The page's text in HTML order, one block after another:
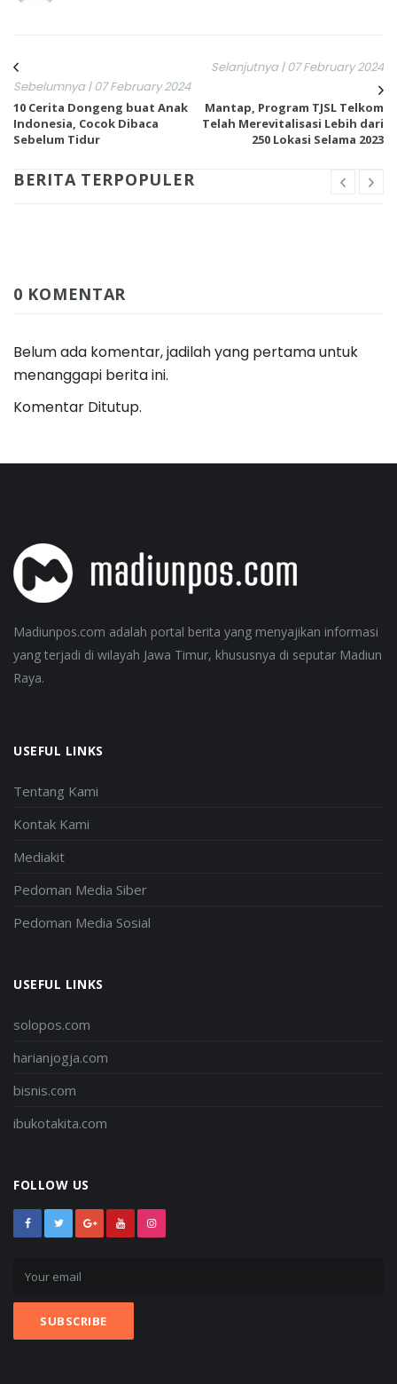
Sebelumnya | 07 February 2024
10 Cerita Dongeng buat Anak
Indonesia, Cocok Dibaca
Sebelum Tidur
Selanjutnya | 07 February 2024
Mantap, Program TJSL Telkom
Telah Merevitalisasi Lebih dari
250 Lokasi Selama 2023
BERITA TERPOPULER
0 KOMENTAR
Belum ada komentar, jadilah yang pertama untuk
menanggapi berita ini.
Komentar Ditutup.
Madiunpos.com adalah portal berita yang menyajikan informasi
yang terjadi di wilayah Jawa Timur, khususnya di seputar Madiun
Raya.
USEFUL LINKS
Tentang Kami
Kontak Kami
Mediakit
Pedoman Media Siber
Pedoman Media Sosial
USEFUL LINKS
solopos.com
harianjogja.com
bisnis.com
ibukotakita.com
FOLLOW US